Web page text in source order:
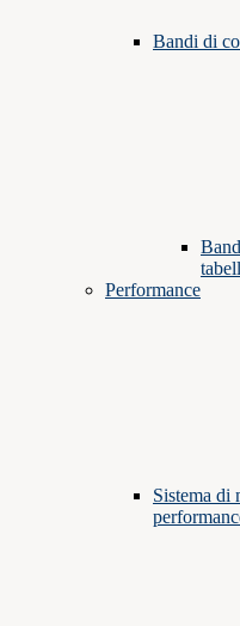
Bandi di
Performance
Sistema di